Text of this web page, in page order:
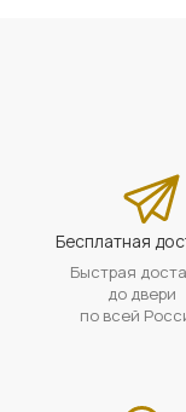
Бесплатная
Быстрая
до двери
по всей